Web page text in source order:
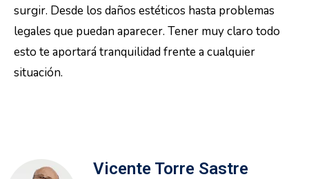
surgir. Desde los daños estéticos hasta problemas
legales que puedan aparecer. Tener muy claro todo
esto te aportará tranquilidad frente a cualquier
situación.
Vicente Torre Sastre